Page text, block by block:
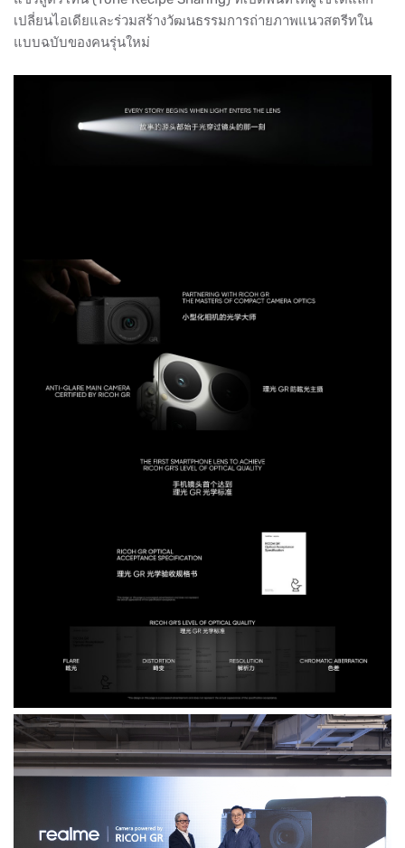
เปลี่ยนไอเดียและร่วมสร้างวัฒนธรรมการถ่ายภาพแนวสตรีทใน
แบบฉบับของคนรุ่นใหม่